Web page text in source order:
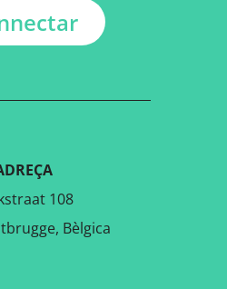
108
Bèlgica